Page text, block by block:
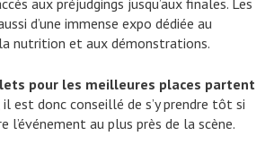
aux préjudgings jusqu’aux finales. Les
d’une immense expo dédiée au
nutrition et aux démonstrations.
pour les meilleures places partent
il est donc conseillé de s’y prendre tôt si
l’événement au plus près de la scène.